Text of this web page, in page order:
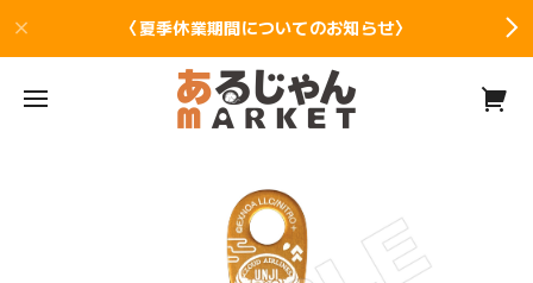
〈夏季休業期間についてのお知らせ〉